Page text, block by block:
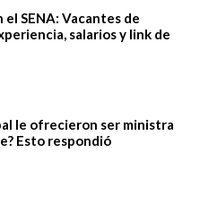
el SENA: Vacantes de
salarios y link de
le ofrecieron ser ministra
Esto respondió